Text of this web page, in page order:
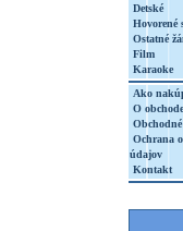
Detské
Hovorené
Ostatné
Film
Karaoke
Ako
O obchode
Ochrana
údajov
Kontakt